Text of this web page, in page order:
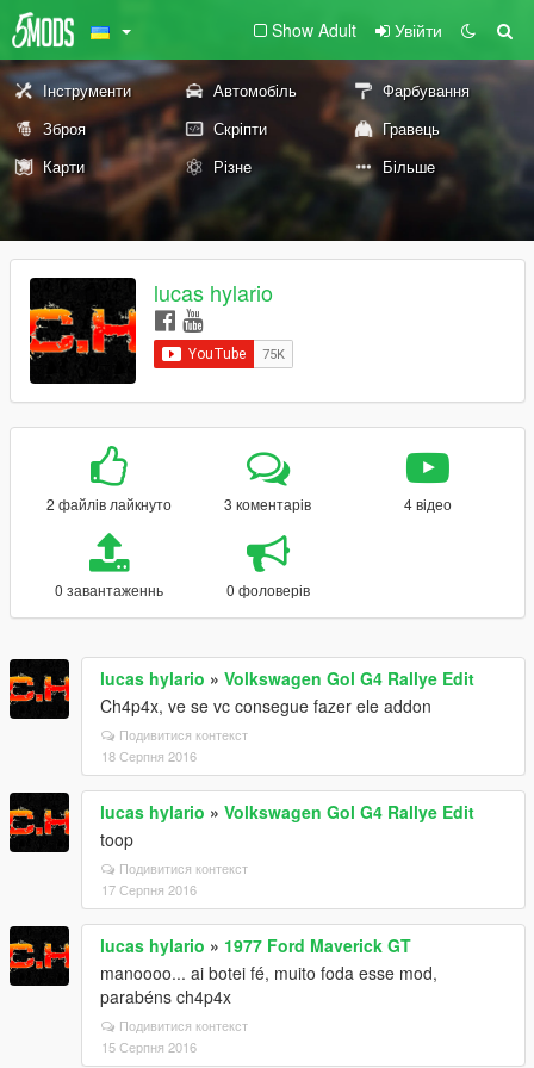
Show Adult Увійти
Інструменти Автомобіль
Фарбування
Зброя
Скріпти
Гравець
Карти
Різне Більше
lucas hylario
2 файлів лайкнуто 3 коментарів 4 відео
0 завантаженнь 0 фоловерів
lucas hylario » Volkswagen Gol G4 Rallye Edit
Ch4p4x, ve se vc consegue fazer ele addon
Подивитися контекст
18 Серпня 2016
lucas hylario » Volkswagen Gol G4 Rallye Edit
toop
Подивитися контекст
17 Серпня 2016
lucas hylario » 1977 Ford Maverick GT
manoooo... ai botei fé, muito foda esse mod,
parabéns ch4p4x
Подивитися контекст
15 Серпня 2016